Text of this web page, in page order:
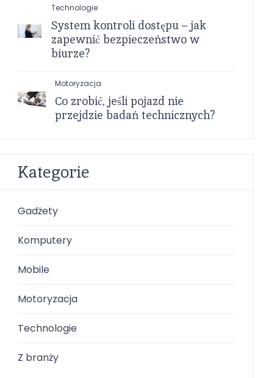
Technologie
System kontroli dostępu – jak
zapewnić bezpieczeństwo w
biurze?
Motoryzacja
Co zrobić, jeśli pojazd nie
przejdzie badań technicznych?
Kategorie
Gadżety
Komputery
Mobile
Motoryzacja
Technologie
Z branży